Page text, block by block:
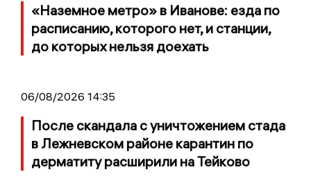
«Наземное метро» в Иванове: езда по
расписанию, которого нет, и станции,
до которых нельзя доехать
06/08/2026 14:35
После скандала с уничтожением стада
в Лежневском районе карантин по
дерматиту расширили на Тейково